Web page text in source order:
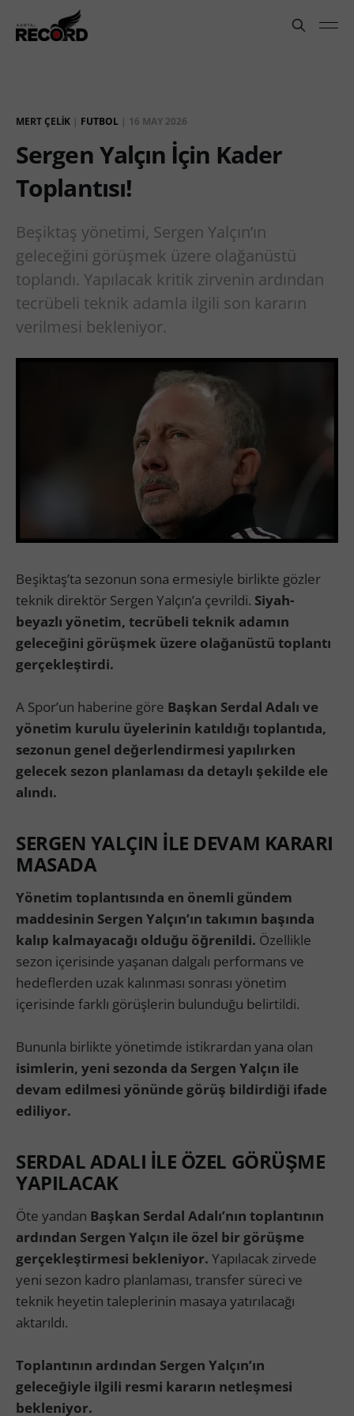
MERT ÇELIK | FUTBOL | 16 MAY 2026
Sergen Yalçın İçin Kader
Toplantısı!
Beşiktaş yönetimi, Sergen Yalçın’ın
geleceğini görüşmek üzere olağanüstü
toplandı. Yapılacak kritik zirvenin ardından
tecrübeli teknik adamla ilgili son kararın
verilmesi bekleniyor.
Beşiktaş’ta sezonun sona ermesiyle birlikte gözler
teknik direktör Sergen Yalçın’a çevrildi. Siyah-
beyazlı yönetim, tecrübeli teknik adamın
geleceğini görüşmek üzere olağanüstü toplantı
gerçekleştirdi.
A Spor’un haberine göre Başkan Serdal Adalı ve
yönetim kurulu üyelerinin katıldığı toplantıda,
sezonun genel değerlendirmesi yapılırken
gelecek sezon planlaması da detaylı şekilde ele
alındı.
SERGEN YALÇIN İLE DEVAM KARARI
MASADA
Yönetim toplantısında en önemli gündem
maddesinin Sergen Yalçın’ın takımın başında
kalıp kalmayacağı olduğu öğrenildi. Özellikle
sezon içerisinde yaşanan dalgalı performans ve
hedeflerden uzak kalınması sonrası yönetim
içerisinde farklı görüşlerin bulunduğu belirtildi.
Bununla birlikte yönetimde istikrardan yana olan
isimlerin, yeni sezonda da Sergen Yalçın ile
devam edilmesi yönünde görüş bildirdiği ifade
ediliyor.
SERDAL ADALI İLE ÖZEL GÖRÜŞME
YAPILACAK
Öte yandan Başkan Serdal Adalı’nın toplantının
ardından Sergen Yalçın ile özel bir görüşme
gerçekleştirmesi bekleniyor. Yapılacak zirvede
yeni sezon kadro planlaması, transfer süreci ve
teknik heyetin taleplerinin masaya yatırılacağı
aktarıldı.
Toplantının ardından Sergen Yalçın’ın
geleceğiyle ilgili resmi kararın netleşmesi
bekleniyor.